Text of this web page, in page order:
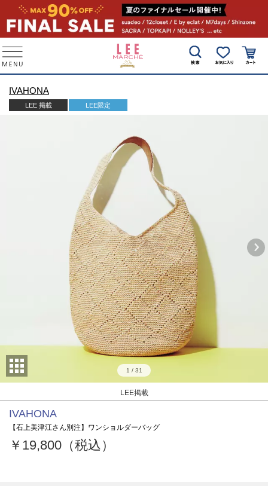
IVAHONA
LEE 掲載 LEE限定
1 / 31
LEE掲載
IVAHONA
【石上美津江さん別注】ワンショルダーバッグ
￥19,800（税込）